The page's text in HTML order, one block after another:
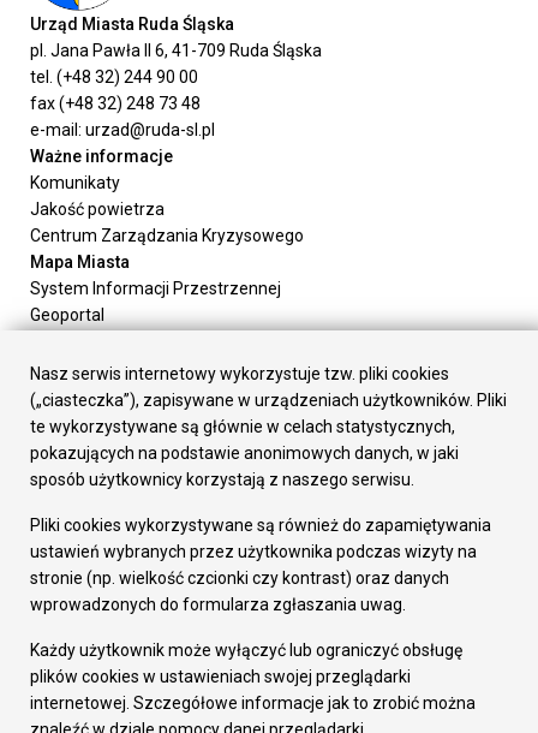
Urząd Miasta Ruda Śląska
pl. Jana Pawła II 6, 41-709 Ruda Śląska
tel. (+48 32) 244 90 00
fax (+48 32) 248 73 48
e-mail: urzad@ruda-sl.pl
Ważne informacje
Komunikaty
Jakość powietrza
Centrum Zarządzania Kryzysowego
Mapa Miasta
System Informacji Przestrzennej
Geoportal
Załatw sprawę
Prezydent Miasta
Rada Miasta
Wydziały
Elektroniczna Skrzynka Podawcza
Gospodarka
Fundusze europejskie
Środki krajowe
Oferty inwestycyjne
Pozostałe
Deklaracja dostępności
Dane osobowe
Nasz serwis internetowy wykorzystuje tzw. pliki cookies
(„ciasteczka”), zapisywane w urządzeniach użytkowników. Pliki
te wykorzystywane są głównie w celach statystycznych,
pokazujących na podstawie anonimowych danych, w jaki
sposób użytkownicy korzystają z naszego serwisu.
Pliki cookies wykorzystywane są również do zapamiętywania
ustawień wybranych przez użytkownika podczas wizyty na
stronie (np. wielkość czcionki czy kontrast) oraz danych
wprowadzonych do formularza zgłaszania uwag.
Każdy użytkownik może wyłączyć lub ograniczyć obsługę
plików cookies w ustawieniach swojej przeglądarki
internetowej. Szczegółowe informacje jak to zrobić można